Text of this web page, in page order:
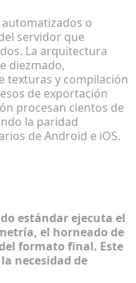
o
servidor que
La arquitectura
diezmado,
texturas y compilación
de exportación
procesan cientos de
la paridad
de Android e iOS.
estándar ejecuta el
el horneado de
formato final. Este
necesidad de